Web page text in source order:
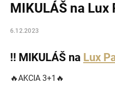
MIKULÁŠ na Lux
6.12.2023
‼ MIKULÁŠ na Lux
🔥AKCIA 3+1🔥